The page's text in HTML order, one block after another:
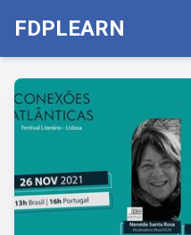
FDPLEARN